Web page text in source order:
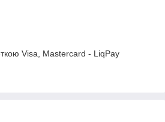
Visa, Mastercard - LiqPay